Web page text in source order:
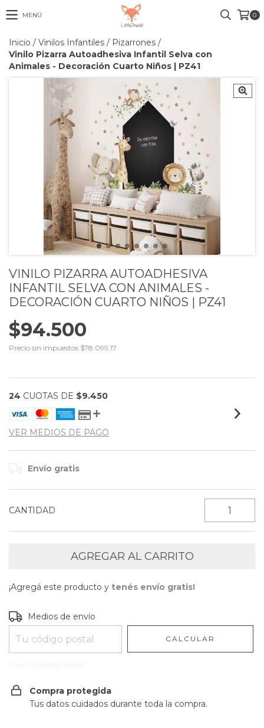
MENÚ 0
Inicio / Vinilos Infantiles / Pizarrones /
Vinilo Pizarra Autoadhesiva Infantil Selva con
Animales - Decoración Cuarto Niños | PZ41
VINILO PIZARRA AUTOADHESIVA
INFANTIL SELVA CON ANIMALES -
DECORACIÓN CUARTO NIÑOS | PZ41
$94.500
Precio sin impuestos $78.099,17
24 CUOTAS DE $9.450
VER MEDIOS DE PAGO
Envío gratis
CANTIDAD
¡Agregá este producto y tenés envío gratis!
Entregas para el CP:
Medios de envío
CALCULAR
Compra protegida
Tus datos cuidados durante toda la compra.